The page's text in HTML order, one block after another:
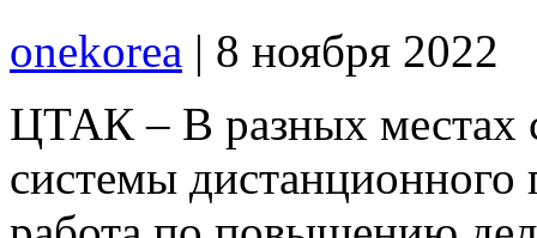
onekorea | 8 ноября 2022
ЦТАК – В разных местах
системы дистанционного